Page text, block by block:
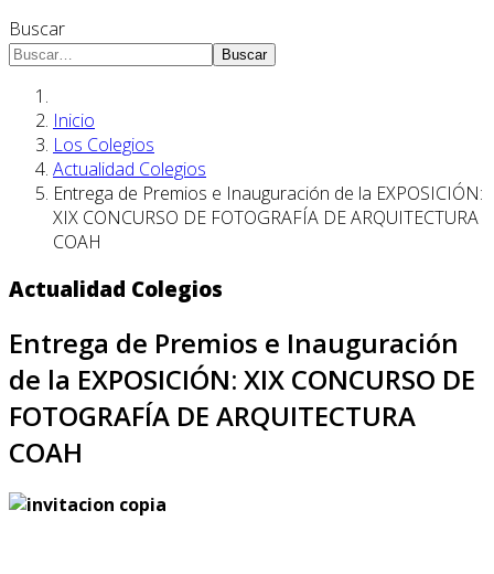
Buscar
Buscar
Inicio
Los Colegios
Actualidad Colegios
Entrega de Premios e Inauguración de la EXPOSICIÓN:
XIX CONCURSO DE FOTOGRAFÍA DE ARQUITECTURA
COAH
Actualidad Colegios
Entrega de Premios e Inauguración
de la EXPOSICIÓN: XIX CONCURSO DE
FOTOGRAFÍA DE ARQUITECTURA
COAH